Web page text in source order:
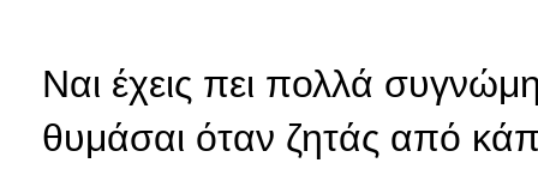
Ναι έχεις πει πολλά
θυμάσαι όταν ζητάς από